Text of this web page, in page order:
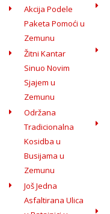
Akcija Podele
Paketa Pomoći u
Zemunu
Žitni Kantar
Sinuo Novim
Sjajem u
Zemunu
Održana
Tradicionalna
Kosidba u
Busijama u
Zemunu
Još Jedna
Asfaltirana Ulica